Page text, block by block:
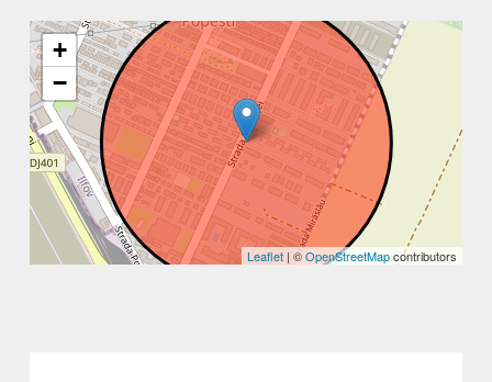
+
−
Leaflet | ©OpenStreetMapcontributors